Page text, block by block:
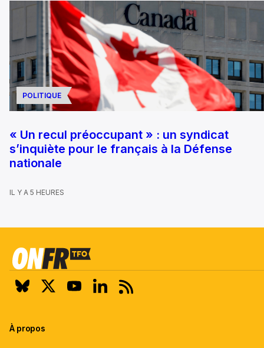
POLITIQUE
« Un recul préoccupant » : un syndicat
s’inquiète pour le français à la Défense
nationale
IL Y A 5 HEURES
À propos